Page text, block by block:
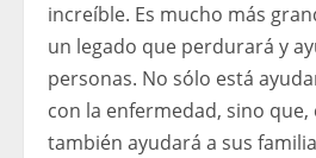
increíble. Es mucho más
un legado que perdurará y
personas. No sólo está
con la enfermedad, sino que,
también ayudará a sus